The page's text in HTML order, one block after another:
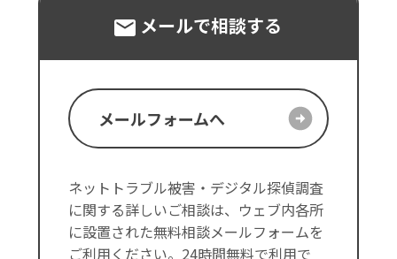
メールで相談する
メールフォームへ
ネットトラブル被害・デジタル探偵調査
に関する詳しいご相談は、ウェブ内各所
に設置された無料相談メールフォームを
ご利用ください。24時間無料で利用で